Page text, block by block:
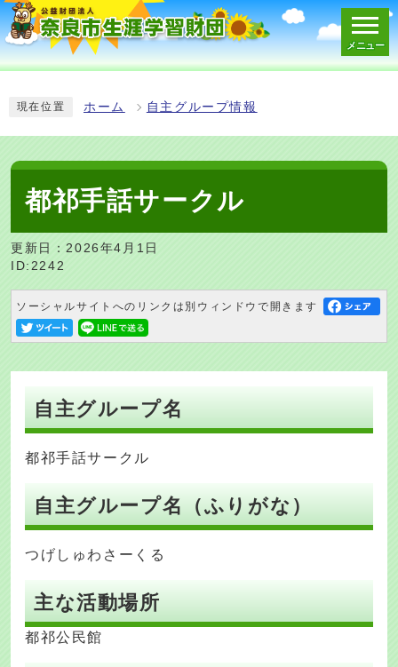
メニュー
現在位置 ホーム 自主グループ情報
都祁手話サークル
更新日：2026年4月1日
ID:2242
ソーシャルサイトへのリンクは別ウィンドウで開きます
自主グループ名
都祁手話サークル
自主グループ名（ふりがな）
つげしゅわさーくる
主な活動場所
都祁公民館